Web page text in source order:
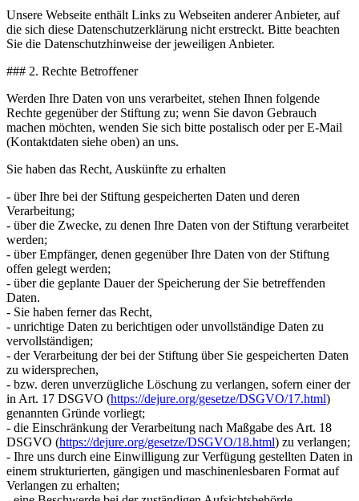
Unsere Webseite enthält Links zu Webseiten anderer Anbieter, auf
die sich diese Datenschutzerklärung nicht erstreckt. Bitte beachten
Sie die Datenschutzhinweise der jeweiligen Anbieter.
### 2. Rechte Betroffener
Werden Ihre Daten von uns verarbeitet, stehen Ihnen folgende
Rechte gegenüber der Stiftung zu; wenn Sie davon Gebrauch
machen möchten, wenden Sie sich bitte postalisch oder per E-Mail
(Kontaktdaten siehe oben) an uns.
Sie haben das Recht, Auskünfte zu erhalten
- über Ihre bei der Stiftung gespeicherten Daten und deren
Verarbeitung;
- über die Zwecke, zu denen Ihre Daten von der Stiftung verarbeitet
werden;
- über Empfänger, denen gegenüber Ihre Daten von der Stiftung
offen gelegt werden;
- über die geplante Dauer der Speicherung der Sie betreffenden
Daten.
- Sie haben ferner das Recht,
- unrichtige Daten zu berichtigen oder unvollständige Daten zu
vervollständigen;
- der Verarbeitung der bei der Stiftung über Sie gespeicherten Daten
zu widersprechen,
- bzw. deren unverzügliche Löschung zu verlangen, sofern einer der
in Art. 17 DSGVO (https://dejure.org/gesetze/DSGVO/17.html)
genannten Gründe vorliegt;
- die Einschränkung der Verarbeitung nach Maßgabe des Art. 18
DSGVO (https://dejure.org/gesetze/DSGVO/18.html) zu verlangen;
- Ihre uns durch eine Einwilligung zur Verfügung gestellten Daten in
einem strukturierten, gängigen und maschinenlesbaren Format auf
Verlangen zu erhalten;